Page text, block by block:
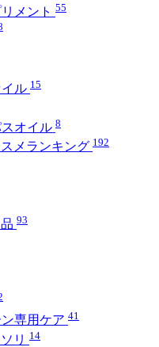
メント 55
ル 15
オイル 8
メランキング 192
93
専用ケア 41
リ 14